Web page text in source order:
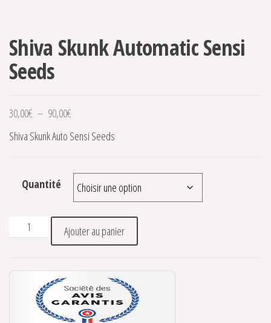
Shiva Skunk Automatic Sensi
Seeds
30,00€ – 90,00€
Shiva Skunk Auto Sensi Seeds
Quantité
quantité de Shiva Skunk Automatic Sensi Seeds
Ajouter au panier